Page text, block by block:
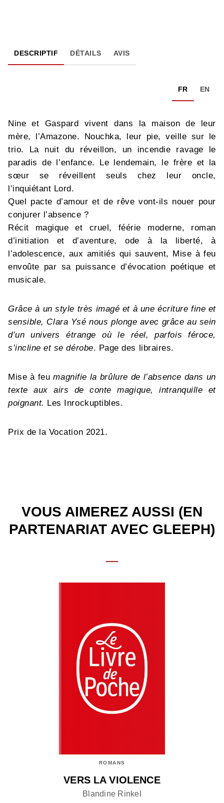
DESCRIPTIF DÉTAILS AVIS
FR EN
Nine et Gaspard vivent dans la maison de leur
mère, l’Amazone. Nouchka, leur pie, veille sur le
trio. La nuit du réveillon, un incendie ravage le
paradis de l’enfance. Le lendemain, le frère et la
sœur se réveillent seuls chez leur oncle,
l’inquiétant Lord.
Quel pacte d’amour et de rêve vont-ils nouer pour
conjurer l’absence ?
Récit magique et cruel, féérie moderne, roman
d’initiation et d’aventure, ode à la liberté, à
l’adolescence, aux amitiés qui sauvent, Mise à feu
envoûte par sa puissance d’évocation poétique et
musicale.
Grâce à un style très imagé et à une écriture fine et
sensible, Clara Ysé nous plonge avec grâce au sein
d’un univers étrange où le réel, parfois féroce,
s’incline et se dérobe. Page des libraires.
Mise à feumagnifie la brûlure de l’absence dans un
texte aux airs de conte magique, intranquille et
poignant. Les Inrockuptibles.
Prix de la Vocation 2021.
VOUS AIMEREZ AUSSI (EN
PARTENARIAT AVEC GLEEPH)
ROMANS
VERS LA VIOLENCE
Blandine Rinkel